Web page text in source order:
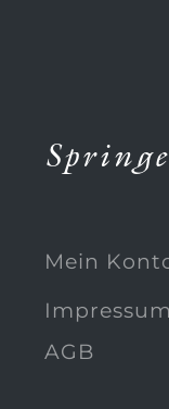
Mein
Impressum
AGB